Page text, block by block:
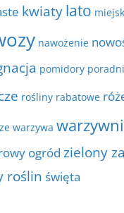
kwiaty lato
nawożenie
pomidory
rośliny rabatowe
warzywa
ogród zielony
roślin święta